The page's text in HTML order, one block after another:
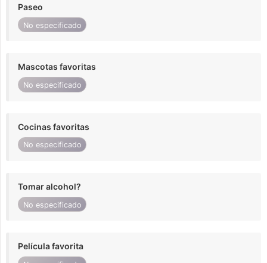
Paseo
No especificado
Mascotas favoritas
No especificado
Cocinas favoritas
No especificado
Tomar alcohol?
No especificado
Película favorita